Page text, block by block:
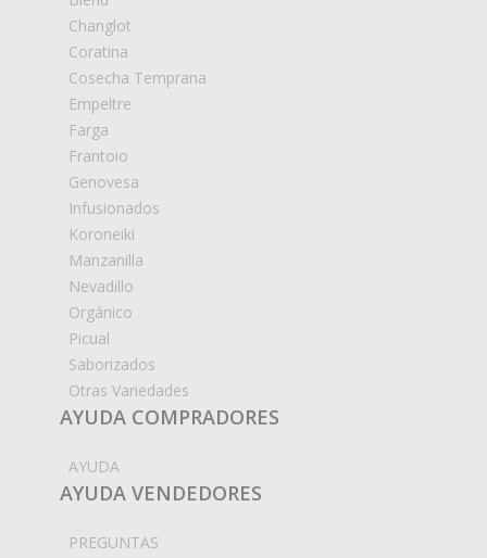
Changlot
Coratina
Cosecha Temprana
Empeltre
Farga
Frantoio
Genovesa
Infusionados
Koroneiki
Manzanilla
Nevadillo
Orgánico
Picual
Saborizados
Otras Variedades
AYUDA COMPRADORES
AYUDA
AYUDA VENDEDORES
PREGUNTAS